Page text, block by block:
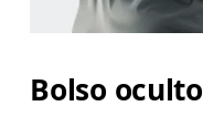
Bolso oculto